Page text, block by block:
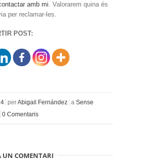
amb mi. Valorarem quina és
per reclamar-les.
POST:
perAbigail Fernández a Sense
0 Comentaris
UN COMENTARI